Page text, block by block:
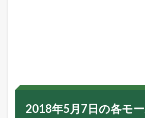
2018年5月7日の各モ